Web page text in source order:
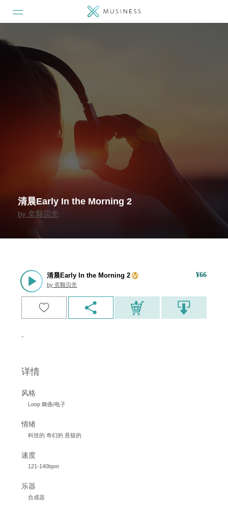
清晨Early In the Morning 2
by 奕颗贝壳
清晨Early In the Morning 2
by 奕颗贝壳
¥66
-
详情
风格
Loop 舞曲/电子
情绪
科技的 奇幻的 悬疑的
速度
121-140bpm
乐器
合成器